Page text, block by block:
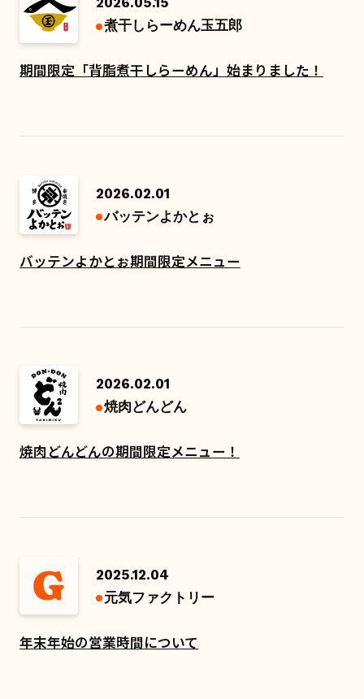
煮干しらーめん玉五郎
期間限定「背脂煮干しらーめん」始まりました！
2026.02.01
バッテンよかとぉ
バッテンよかとぉ期間限定メニュー
2026.02.01
焼肉どんどん
焼肉どんどんの期間限定メニュー！
2025.12.04
元気ファクトリー
年末年始の営業時間について